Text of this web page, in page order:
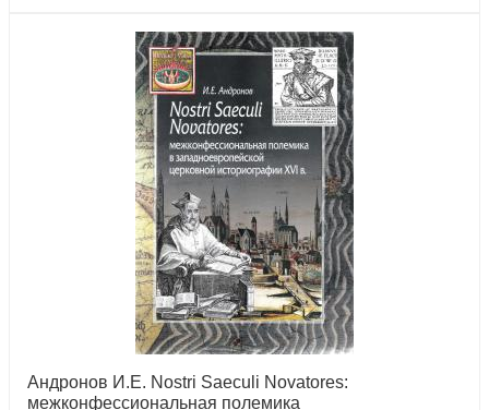
Андронов И.Е. Nostri Saeculi Novatores:
межконфессиональная полемика